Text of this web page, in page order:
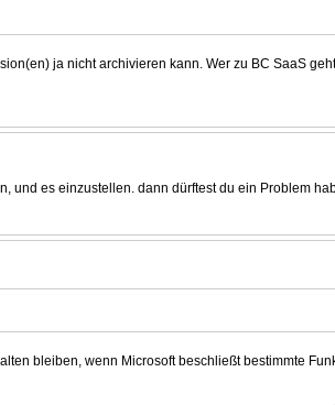
ja nicht archivieren kann. Wer zu BC SaaS
und es einzustellen. dann dürftest du ein Problem
bleiben, wenn Microsoft beschließt bestimmte